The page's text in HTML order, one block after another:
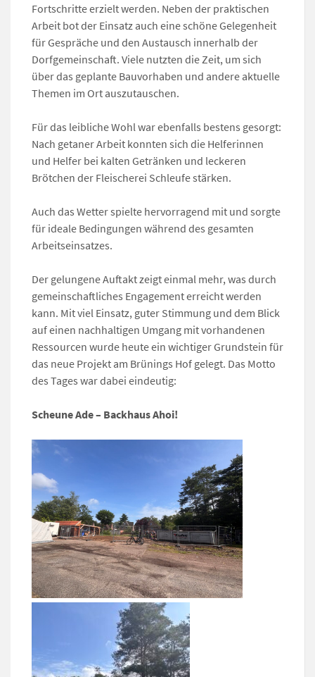
Fortschritte erzielt werden. Neben der praktischen
Arbeit bot der Einsatz auch eine schöne Gelegenheit
für Gespräche und den Austausch innerhalb der
Dorfgemeinschaft. Viele nutzten die Zeit, um sich
über das geplante Bauvorhaben und andere aktuelle
Themen im Ort auszutauschen.
Für das leibliche Wohl war ebenfalls bestens gesorgt:
Nach getaner Arbeit konnten sich die Helferinnen
und Helfer bei kalten Getränken und leckeren
Brötchen der Fleischerei Schleufe stärken.
Auch das Wetter spielte hervorragend mit und sorgte
für ideale Bedingungen während des gesamten
Arbeitseinsatzes.
Der gelungene Auftakt zeigt einmal mehr, was durch
gemeinschaftliches Engagement erreicht werden
kann. Mit viel Einsatz, guter Stimmung und dem Blick
auf einen nachhaltigen Umgang mit vorhandenen
Ressourcen wurde heute ein wichtiger Grundstein für
das neue Projekt am Brünings Hof gelegt. Das Motto
des Tages war dabei eindeutig:
Scheune Ade – Backhaus Ahoi!